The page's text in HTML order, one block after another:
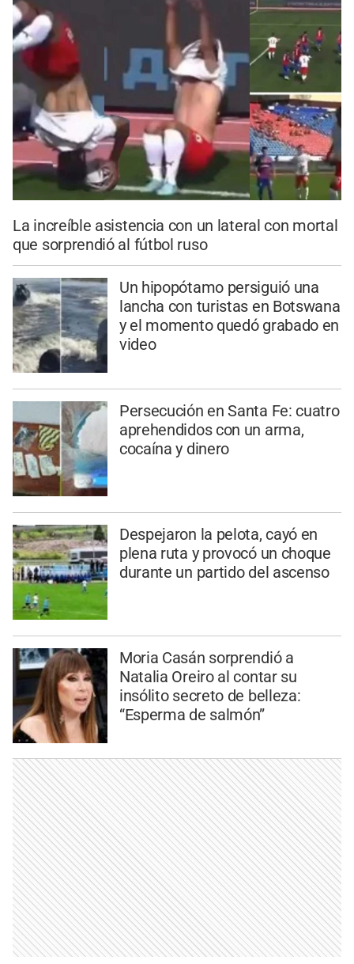
La increíble asistencia con un lateral con mortal
que sorprendió al fútbol ruso
Un hipopótamo persiguió una
lancha con turistas en Botswana
y el momento quedó grabado en
video
Persecución en Santa Fe: cuatro
aprehendidos con un arma,
cocaína y dinero
Despejaron la pelota, cayó en
plena ruta y provocó un choque
durante un partido del ascenso
Moria Casán sorprendió a
Natalia Oreiro al contar su
insólito secreto de belleza:
“Esperma de salmón”